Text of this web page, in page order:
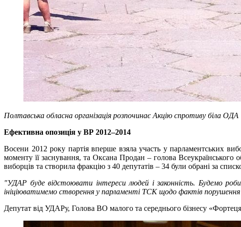
Полтавська обласна організація розпочинає Акцію спротиву біла ОДА
Ефективна опозиція у ВР 2012–2014
Восени 2012 року партія вперше взяла участь у парламентських
моменту її заснування, та Оксана Продан – голова
виборців та створила фракцію з 40 депутатів – 34 були обрані за
"УДАР буде відстоювати інтереси людей і законність. Будемо
ініціюватимемо створення у парламенті ТСК щодо фактів порушення
Депутат від УДАРу, Голова ВО малого та середнього бізнесу